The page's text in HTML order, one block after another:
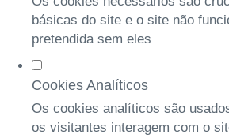
básicas do site e o site não
pretendida sem eles
Cookies Analíticos
Os cookies analíticos são
os visitantes interagem com o